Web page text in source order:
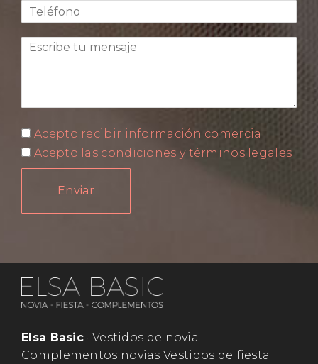
Acepto recibir información comercial
Acepto las condiciones y términos legales
Enviar
Elsa Basic · Vestidos de novia
Complementos novias Vestidos de fiesta